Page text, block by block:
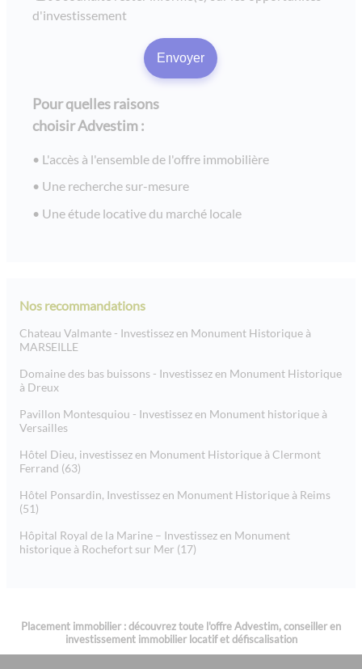
d'investissement
Pour quelles raisons
choisir Advestim :
L'accès à l'ensemble de l'offre immobilière
Une recherche sur-mesure
Une étude locative du marché locale
Nos recommandations
Chateau Valmante - Investissez en Monument Historique à
MARSEILLE
Domaine des bas buissons - Investissez en Monument Historique
à Dreux
Pavillon Montesquiou - Investissez en Monument historique à
Versailles
Hôtel Dieu, investissez en Monument Historique à Clermont
Ferrand (63)
Hôtel Ponsardin, Investissez en Monument Historique à Reims
(51)
Hôpital Royal de la Marine – Investissez en Monument
historique à Rochefort sur Mer (17)
Placement immobilier : découvrez toute l'offre Advestim, conseiller en
investissement immobilier locatif et défiscalisation